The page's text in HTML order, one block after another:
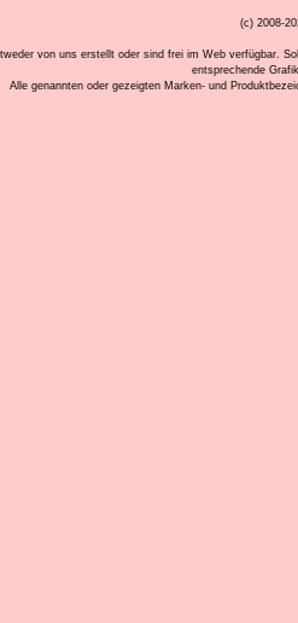
(c) 2008-
von uns erstellt oder sind frei im Web verfügbar.
entsprechende
Alle genannten oder gezeigten Marken- und